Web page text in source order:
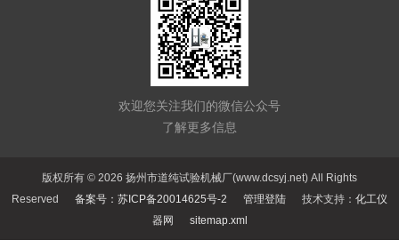
欢迎您关注我们的微信公众号
了解更多信息
版权所有 © 2026 扬州市道纯试验机械厂(www.dcsyj.net) All Rights
Reserved 备案号：苏ICP备20014625号-2 管理登陆 技术支持： 化工仪
器网
sitemap.xml